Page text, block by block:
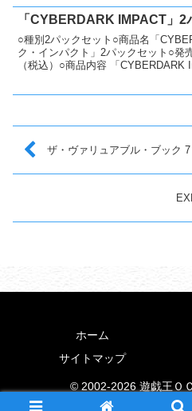
「CYBERDARK IMPACT」2
○種別2パックセット○商品名「
ク・インパクト」2パックセット○発
（税込）○商品内容 「CYBERDARK
ザ・ヴァリュアブル・ブック 7
ホーム
サイトマップ
© 2002-2026 遊戯王Ｏ